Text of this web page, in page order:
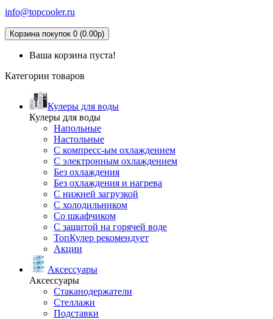
info@topcooler.ru
Корзина покупок 0 (0.00р)
Ваша корзина пуста!
Категории товаров
Кулеры для воды
Кулеры для воды
Напольные
Настольные
С компресс-ым охлаждением
С электронным охлаждением
Без охлаждения
Без охлаждения и нагрева
С нижней загрузкой
С холодильником
Со шкафчиком
С защитой на горячей воде
ТопКулер рекомендует
Акции
Аксессуары
Аксессуары
Стаканодержатели
Стеллажи
Подставки